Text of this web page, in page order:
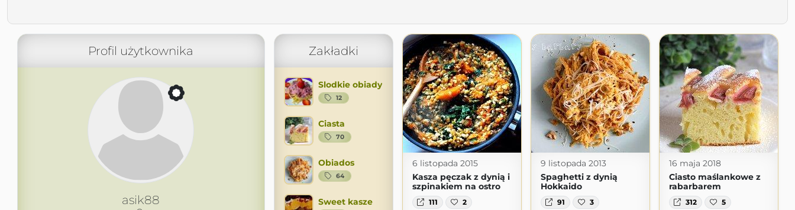
Profil użytkownika
asik88
Zakładki
Slodkie obiady
12
Ciasta
70
Obiados
64
Sweet kasze
6 listopada 2015
Kasza pęczak z dynią i
szpinakiem na ostro
111 2
9 listopada 2013
Spaghetti z dynią
Hokkaido
91 3
16 maja 2018
Ciasto maślankowe z
rabarbarem
312 5